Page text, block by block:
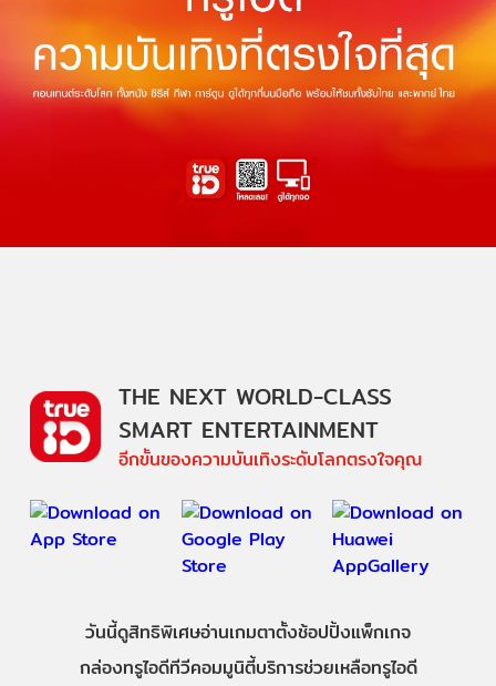
THE NEXT WORLD-CLASS
SMART ENTERTAINMENT
อีกขั้นของความบันเทิงระดับโลกตรงใจคุณ
วันนี้ดูสิทธิพิเศษอ่านเกมตาตั้งช้อปปิ้งแพ็กเกจ
กล่องทรูไอดีทีวีคอมมูนิตี้บริการช่วยเหลือทรูไอดี